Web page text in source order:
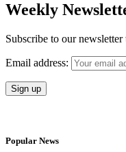
Weekly
Subscribe to our
Email address:
Popular News